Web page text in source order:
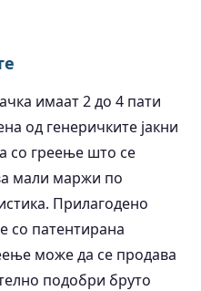
имаат 2 до 4 пати
од генеричките јакни
со греење што се
мали маржи по
Прилагодено
со патентирана
може да се продава
подобри бруто